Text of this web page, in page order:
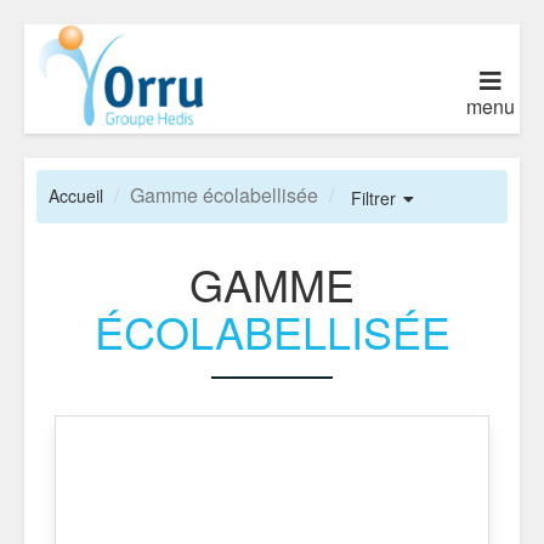
menu
Accueil Gamme écolabellisée Filtrer
GAMME
ÉCOLABELLISÉE